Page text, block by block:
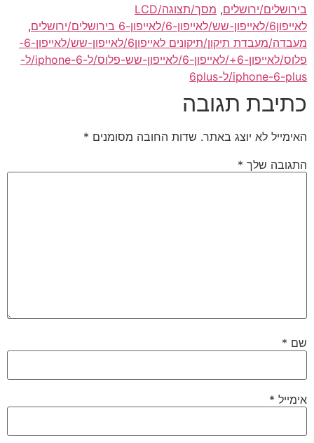
בירושלים/ירושלים,
מסך/תצוגה/LCD
לאייפון6/לאייפון-שש/לאייפון-6/לאייפון-6 בירושלים/ירושלים
,
מעבדה/מעבדת תיקון/תיקונים לאייפון6/לאייפון-שש/לאייפון-6-
פלוס/לאייפון-6+/לאייפון-6/לאייפון-שש-פלוס/ל-iphone-6/ל-
iphone-6-plus/ל-6plus
כתיבת תגובה
האימייל לא יוצג באתר. שדות החובה מסומנים *
התגובה שלך *
שם *
אימייל *